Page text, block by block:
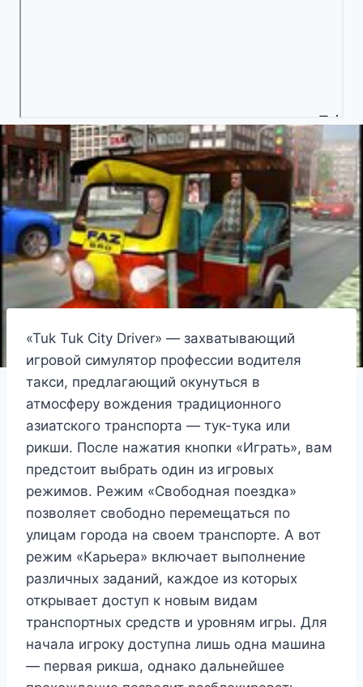
«Tuk Tuk City Driver» — захватывающий
игровой симулятор профессии водителя
такси, предлагающий окунуться в
атмосферу вождения традиционного
азиатского транспорта — тук-тука или
рикши. После нажатия кнопки «Играть», вам
предстоит выбрать один из игровых
режимов. Режим «Свободная поездка»
позволяет свободно перемещаться по
улицам города на своем транспорте. А вот
режим «Карьера» включает выполнение
различных заданий, каждое из которых
открывает доступ к новым видам
транспортных средств и уровням игры. Для
начала игроку доступна лишь одна машина
— первая рикша, однако дальнейшее